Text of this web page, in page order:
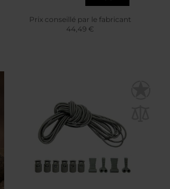
Prix conseillé par le fabricant
44,49 €